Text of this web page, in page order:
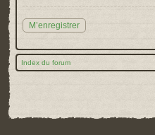
M’enregistrer
Index du forum